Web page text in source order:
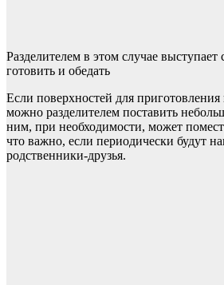
Разделителем в этом случае
готовить и обедать
Если поверхностей для
можно разделителем поставить
ним, при необходимости, может
что важно, если периодически будут
родственники-друзья.